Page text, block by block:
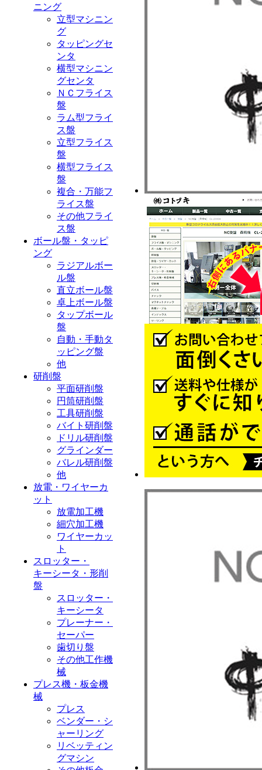
ニング
立型マシニン
グ
タッピングセ
ンタ
横型マシニン
グセンタ
ＮＣフライス
盤
ラム型フライ
ス盤
立型フライス
盤
横型フライス
盤
複合・万能フ
ライス盤
その他フライ
ス盤
ボール盤・タッピ
ング
ラジアルボー
ル盤
直立ボール盤
卓上ボール盤
タップボール
盤
自動・手動タ
ッピング盤
他
研削盤
平面研削盤
円筒研削盤
工具研削盤
バイト研削盤
ドリル研削盤
グラインダー
バレル研削盤
他
放電・ワイヤーカ
ット
放電加工機
細穴加工機
ワイヤーカッ
ト
スロッター・
キーシータ・形削
盤
スロッター・
キーシータ
プレーナー・
セーパー
歯切り盤
その他工作機
械
プレス機・板金機
械
プレス
ベンダー・シ
ャーリング
リベッティン
グマシン